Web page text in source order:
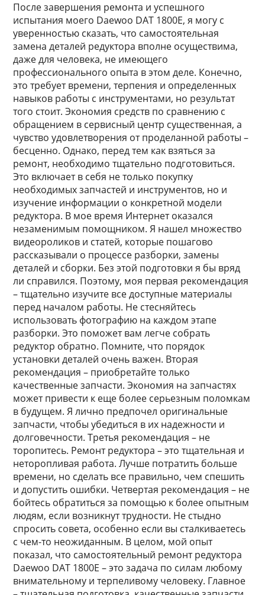
После завершения ремонта и успешного
испытания моего Daewoo DAT 1800E, я могу с
уверенностью сказать, что самостоятельная
замена деталей редуктора вполне осуществима,
даже для человека, не имеющего
профессионального опыта в этом деле. Конечно,
это требует времени, терпения и определенных
навыков работы с инструментами, но результат
того стоит. Экономия средств по сравнению с
обращением в сервисный центр существенная, а
чувство удовлетворения от проделанной работы –
бесценно. Однако, перед тем как взяться за
ремонт, необходимо тщательно подготовиться.
Это включает в себя не только покупку
необходимых запчастей и инструментов, но и
изучение информации о конкретной модели
редуктора. В мое время Интернет оказался
незаменимым помощником. Я нашел множество
видеороликов и статей, которые пошагово
рассказывали о процессе разборки, замены
деталей и сборки. Без этой подготовки я бы вряд
ли справился. Поэтому, моя первая рекомендация
– тщательно изучите все доступные материалы
перед началом работы. Не стесняйтесь
использовать фотографию на каждом этапе
разборки. Это поможет вам легче собрать
редуктор обратно. Помните, что порядок
установки деталей очень важен. Вторая
рекомендация – приобретайте только
качественные запчасти. Экономия на запчастях
может привести к еще более серьезным поломкам
в будущем. Я лично предпочел оригинальные
запчасти, чтобы убедиться в их надежности и
долговечности. Третья рекомендация – не
торопитесь. Ремонт редуктора – это тщательная и
неторопливая работа. Лучше потратить больше
времени, но сделать все правильно, чем спешить
и допустить ошибки. Четвертая рекомендация – не
бойтесь обратиться за помощью к более опытным
людям, если возникнут трудности. Не стыдно
спросить совета, особенно если вы сталкиваетесь
с чем-то неожиданным. В целом, мой опыт
показал, что самостоятельный ремонт редуктора
Daewoo DAT 1800E – это задача по силам любому
внимательному и терпеливому человеку. Главное